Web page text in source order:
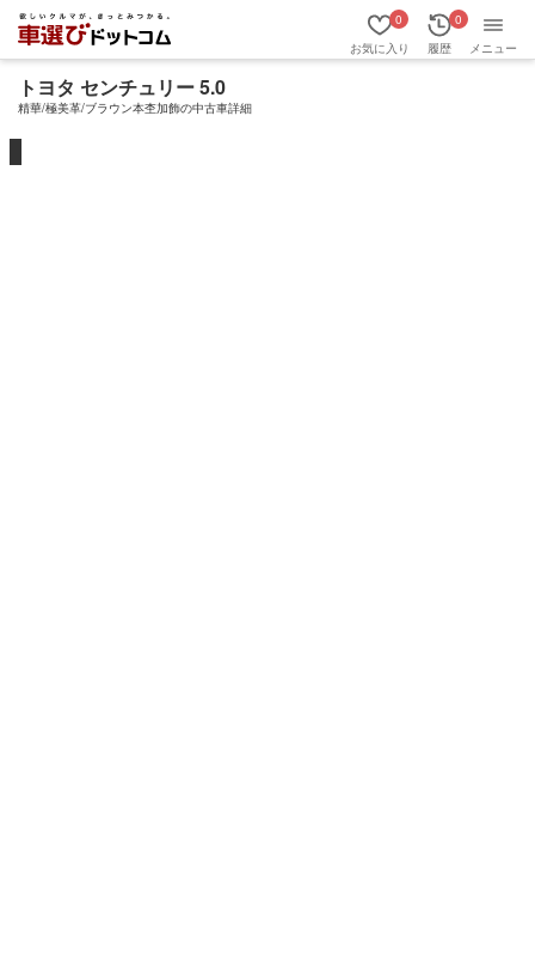
お気に入り
0
履歴
0
メニュー
トヨタ センチュリー 5.0
精華/極美革/ブラウン本杢加飾の中古車詳細